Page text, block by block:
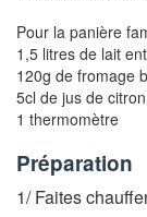
Pour la panière
1,5 litres de lait
120g de fromage
5cl de jus de citron
1 thermomètre
Préparation
1/ Faites